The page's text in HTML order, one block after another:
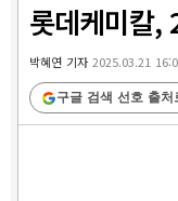
롯데케미칼,
박혜연 기자2025.03.21
구글 검색 선호 출처